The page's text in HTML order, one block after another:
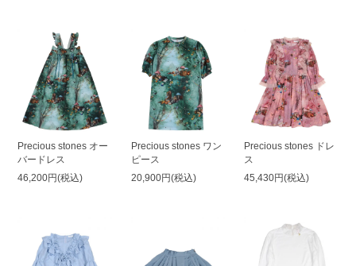
Precious stones オー
バードレス
46,200円(税込)
Precious stones ワン
ピース
20,900円(税込)
Precious stones ドレ
ス
45,430円(税込)